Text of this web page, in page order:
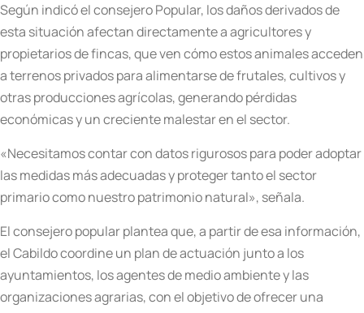
Según indicó el consejero Popular, los daños derivados de
esta situación afectan directamente a agricultores y
propietarios de fincas, que ven cómo estos animales acceden
a terrenos privados para alimentarse de frutales, cultivos y
otras producciones agrícolas, generando pérdidas
económicas y un creciente malestar en el sector.
«Necesitamos contar con datos rigurosos para poder adoptar
las medidas más adecuadas y proteger tanto el sector
primario como nuestro patrimonio natural», señala.
El consejero popular plantea que, a partir de esa información,
el Cabildo coordine un plan de actuación junto a los
ayuntamientos, los agentes de medio ambiente y las
organizaciones agrarias, con el objetivo de ofrecer una